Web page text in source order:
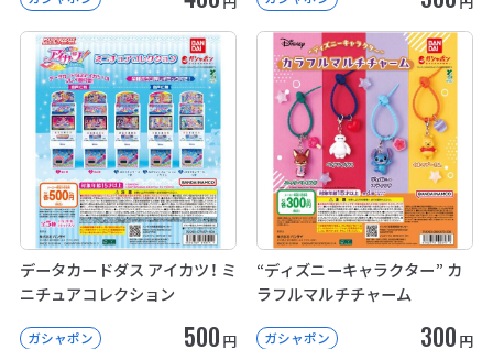
データカードダス アイカツ！ ミ
ニチュアコレクション
ガシャポン 500 円
“ディズニーキャラクター” カ
ラフルマルチチャーム
ガシャポン 300 円